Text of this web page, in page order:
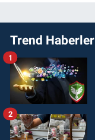
Trend Haberler
1
2